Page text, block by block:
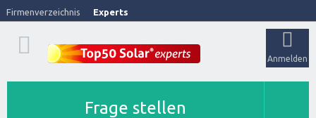
Firmenverzeichnis Experts
Anmelden
Frage stellen